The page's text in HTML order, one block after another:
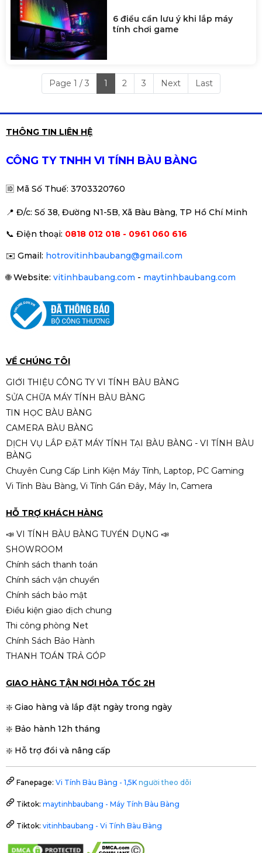
6 điều cần lưu ý khi lắp máy
tính chơi game
Page 1 / 3 1 2 3 Next Last
THÔNG TIN LIÊN HỆ
CÔNG TY TNHH VI TÍNH BÀU BÀNG
🆔 Mã Số Thuế: 3703320760
📍 Đ/c: Số 38, Đường N1-5B, Xã Bàu Bàng, TP Hồ Chí Minh
📞 Điện thoại: 0818 012 018 - 0961 060 616
✉️ Gmail: hotrovitinhbaubang@gmail.com
🌐Website: vitinhbaubang.com - maytinhbaubang.com
VỀ CHÚNG TÔI
GIỚI THIỆU CÔNG TY VI TÍNH BÀU BÀNG
SỬA CHỮA MÁY TÍNH BÀU BÀNG
TIN HỌC BÀU BÀNG
CAMERA BÀU BÀNG
DỊCH VỤ LẮP ĐẶT MÁY TÍNH TẠI BÀU BÀNG - VI TÍNH BÀU
BÀNG
Chuyên Cung Cấp Linh Kiện Máy Tính, Laptop, PC Gaming
Vi Tính Bàu Bàng, Vi Tính Gần Đây, Máy In, Camera
HỖ TRỢ KHÁCH HÀNG
📣 VI TÍNH BÀU BÀNG TUYỂN DỤNG 📣
SHOWROOM
Chính sách thanh toán
Chính sách vận chuyển
Chính sách bảo mật
Điều kiện giao dịch chung
Thi công phòng Net
Chính Sách Bảo Hành
THANH TOÁN TRẢ GÓP
GIAO HÀNG TẬN NƠI HỎA TỐC 2H
❇️ Giao hàng và lắp đặt ngày trong ngày
❇️ Bảo hành 12h tháng
❇️ Hỗ trợ đổi và nâng cấp
Fanepage: Vi Tính Bàu Bàng - 1,5K người theo dõi
Tiktok: maytinhbaubang - Máy Tính Bàu Bàng
Tiktok: vitinhbaubang - Vi Tính Bàu Bàng